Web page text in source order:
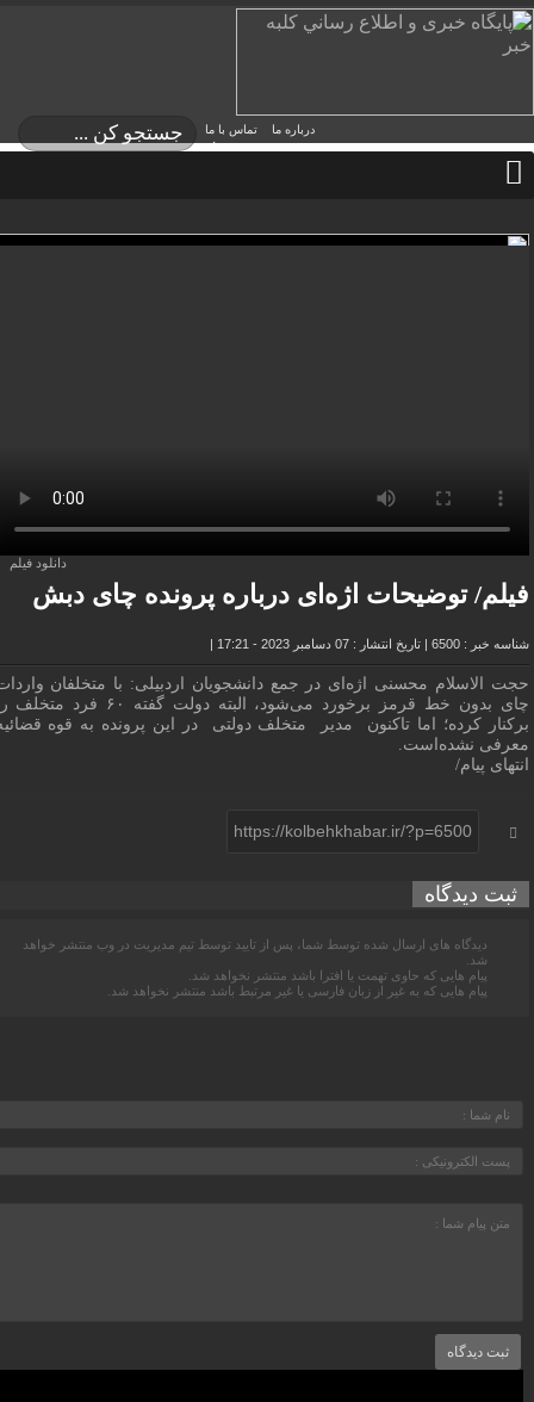
تماس با ما درباره ما
دوشنبه, ۱۹ مرداد ,
دانلود فیلم
فیلم/ توضیحات اژه‌ای درباره پرونده چای دبش
شناسه خبر : 6500 |تاریخ انتشار : 07 دسامبر 2023 - 17:21
حجت الاسلام محسنی اژه‌ای در جمع دانشجویان اردبیلی: با متخلفان
چای بدون خط قرمز برخورد می‌شود، البته دولت گفته ۶۰ فرد
برکنار کرده؛ اما تاکنون مدیر متخلف دولتی در این پرونده به قوه
معرفی نشده‌است.
انتهای پیام/
https://kolbehkhabar.ir/?p=6500
ثبت دیدگاه
دیدگاه های ارسال شده توسط شما، پس از تایید توسط تیم مدیریت در وب منتشر خواهد
شد.
پیام هایی که حاوی تهمت یا افترا باشد منتشر نخواهد شد.
پیام هایی که به غیر از زبان فارسی یا غیر مرتبط باشد منتشر نخواهد شد.